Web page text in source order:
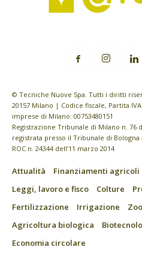
© Tecniche Nuove Spa. Tutti i diritti
20157 Milano | Codice fiscale, Partita
imprese di Milano: 00753480151
Registrazione Tribunale di Milano n. 76
registrata presso il Tribunale di Bologna
ROC n. 24344 dell’11 marzo 2014
Attualità Finanziamenti agricoli
Leggi, lavoro e fisco
Colture
Fertilizzazione
Irrigazione
Agricoltura biologica
Economia circolare